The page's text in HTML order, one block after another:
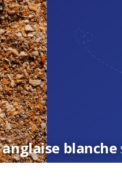
anglaise blanche